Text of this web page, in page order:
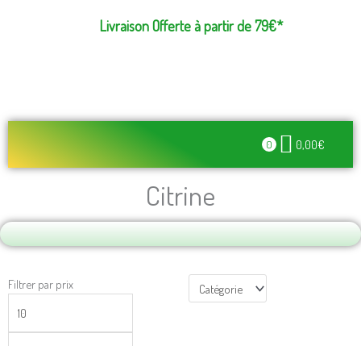
Livraison Offerte à partir de 79€*
0 0,00€
Citrine
Filtrer par prix
Prix